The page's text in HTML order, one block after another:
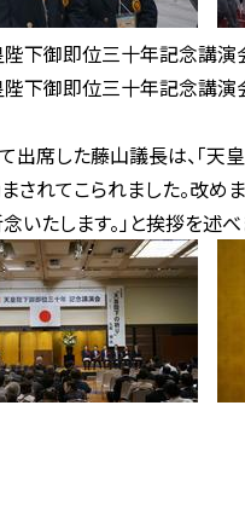
下御即位三十年記念講演会
下御即位三十年記念講演
出席した藤山議長は、「天
されてこられました。改
いたします。」と挨拶を述べ